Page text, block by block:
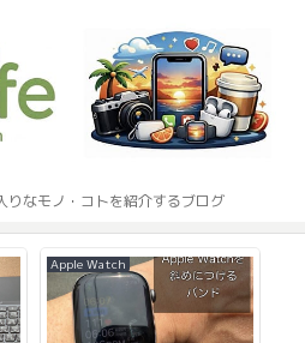
りなモノ・コトを紹介するブログ
Apple Watch